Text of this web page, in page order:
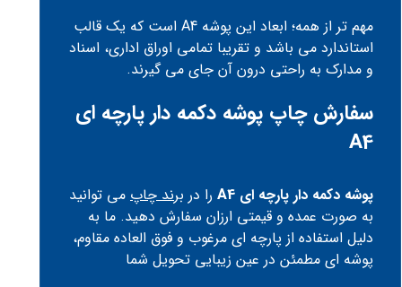
مهم تر از همه؛ ابعاد این پوشه A4 است که یک قالب
استاندارد می باشد و تقریبا تمامی اوراق اداری، اسناد
و مدارک به راحتی درون آن جای می گیرند.
سفارش چاپ پوشه دکمه دار پارچه ای
A4
پوشه دکمه دار پارچه ای A4 را در برند چاپ می توانید
به صورت عمده و قیمتی ارزان سفارش دهید. ما به
دلیل استفاده از پارچه ای مرغوب و فوق العاده مقاوم،
پوشه ای مطمئن در عین زیبایی تحویل شما